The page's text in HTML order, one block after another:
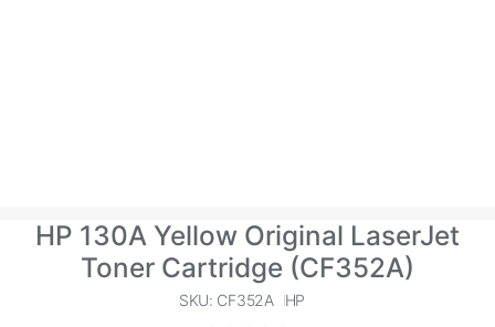
HP 130A Yellow Original LaserJet
Toner Cartridge (CF352A)
SKU: CF352A HP